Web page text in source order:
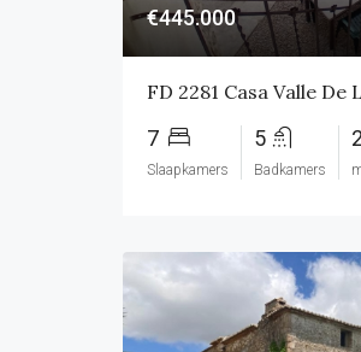
€445.000
7
Slaapkamers
5
Badkamers